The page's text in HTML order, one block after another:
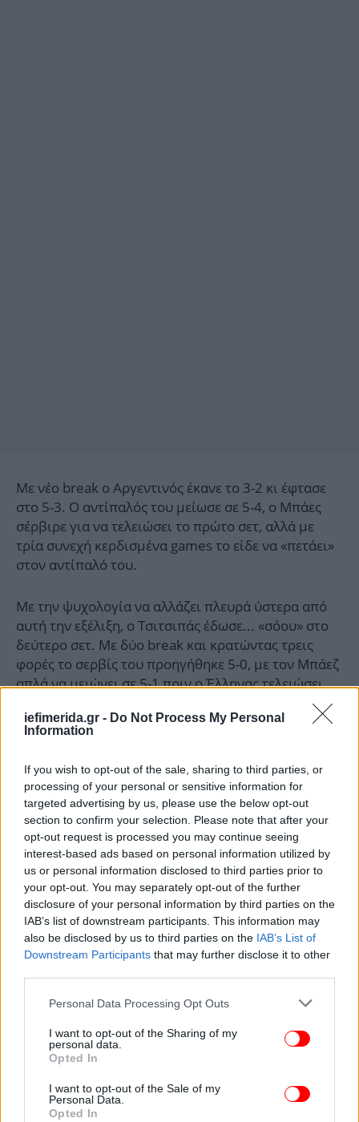
iefimerida.gr - Do Not Process My Personal
Information
If you wish to opt-out of the sale, sharing to third parties, or
processing of your personal or sensitive information for
targeted advertising by us, please use the below opt-out
section to confirm your selection. Please note that after your
opt-out request is processed you may continue seeing
interest-based ads based on personal information utilized by
us or personal information disclosed to third parties prior to
your opt-out. You may separately opt-out of the further
disclosure of your personal information by third parties on the
IAB’s list of downstream participants. This information may
also be disclosed by us to third parties on the IAB’s List of
Downstream Participants that may further disclose it to other
Please note that this website/app uses one or more Google
not limited to your visit or usage behaviour. You may click to
grant or deny consent to Google and its third-party tags to
use your data for below specified purposes in below Google
consent section.
Personal Data Processing Opt Outs
I want to opt-out of the Sharing of my
personal data.
Opted In
I want to opt-out of the Sale of my
Personal Data.
Opted In
Με νέο break ο Αργεντινός έκανε το 3-2 κι έφτασε
στο 5-3. Ο αντίπαλός του μείωσε σε 5-4, ο Μπάες
σέρβιρε για να τελειώσει το πρώτο σετ, αλλά με
τρία συνεχή κερδισμένα games το είδε να «πετάει»
στον αντίπαλό του.
Με την ψυχολογία να αλλάζει πλευρά ύστερα από
αυτή την εξέλιξη, ο Τσιτσιπάς έδωσε... «σόου» στο
δεύτερο σετ. Με δύο break και κρατώντας τρεις
φορές το σερβίς του προηγήθηκε 5-0, με τον Μπάεζ
απλά να μειώνει σε 5-1 πριν ο Έλληνας τελειώσει
Τζόκοβιτς και Τσιτσιπάς έχουν συναντηθεί άλλες 13
φορές και ο Σέρβος μετρά 11 νίκες, 10 από τις
οποίες είναι και συνεχόμενες.
Η τελευταία τους αναμέτρηση ήταν πέρυσι στον
τελικό του Australian Open, όπου ο Νόλε είχε
επικρατήσει στα τρία σετ, αλλά το πιο αξέχαστο
ματς τους είχε γίνει πριν από περίπου τρία χρόνια
στο Philippe Chatrier. Τότε που μονομάχησαν για
τον τίτλο στον τελικό του Roland Garros και ο Στεφ
προηγήθηκε με 0-2, όμως ο Τζόκοβιτς γύρισε τον
αγώνα και κατέκτησε τον τίτλο.